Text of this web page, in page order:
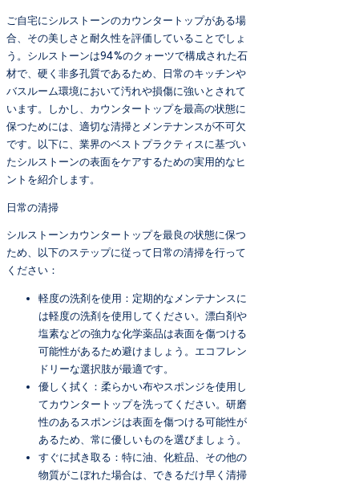
ご自宅にシルストーンのカウンタートップがある場
合、その美しさと耐久性を評価していることでしょ
う。シルストーンは94%のクォーツで構成された石
材で、硬く非多孔質であるため、日常のキッチンや
バスルーム環境において汚れや損傷に強いとされて
います。しかし、カウンタートップを最高の状態に
保つためには、適切な清掃とメンテナンスが不可欠
です。以下に、業界のベストプラクティスに基づい
たシルストーンの表面をケアするための実用的なヒ
ントを紹介します。
日常の清掃
シルストーンカウンタートップを最良の状態に保つ
ため、以下のステップに従って日常の清掃を行って
ください：
軽度の洗剤を使用：定期的なメンテナンスに
は軽度の洗剤を使用してください。漂白剤や
塩素などの強力な化学薬品は表面を傷つける
可能性があるため避けましょう。エコフレン
ドリーな選択肢が最適です。
優しく拭く：柔らかい布やスポンジを使用し
てカウンタートップを洗ってください。研磨
性のあるスポンジは表面を傷つける可能性が
あるため、常に優しいものを選びましょう。
すぐに拭き取る：特に油、化粧品、その他の
物質がこぼれた場合は、できるだけ早く清掃